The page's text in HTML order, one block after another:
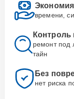
Экономия
времени,
Контроль
ремонт под
тайн
Без
нет риска